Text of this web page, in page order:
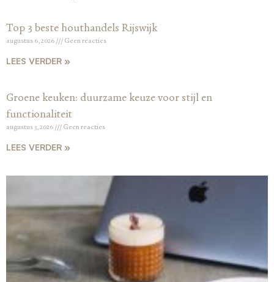
Top 3 beste houthandels Rijswijk
augustus 6, 2026 Geen reacties
LEES VERDER »
Groene keuken: duurzame keuze voor stijl en
functionaliteit
augustus 3, 2026 Geen reacties
LEES VERDER »